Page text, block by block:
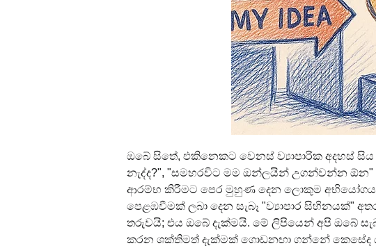
ඔබේ සිතේ, එකිනෙකට වෙනස් ව්‍යාපාරික අදහස්
නැද්ද?", "සමහරවිට මම ඔන්ලයින් උගන්වන්න ඕන"
ආරම්භ කිරීමට පෙර මුහුණ දෙන ලොකුම අභියෝගය
පෙළඹවීමක් ලබා දෙන සැබෑ "ව්‍යාපාර සිහිනයක්"
තරුවයි; එය ඔබේ දැක්මයි. මේ ලිපියෙන් අපි ඔබේ
කරන ශක්තිමත් දැක්මක් ගොඩනඟා ගන්නේ කෙසේද